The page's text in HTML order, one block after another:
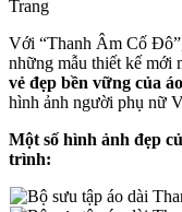
Với “Thanh Âm Cố
những mẫu thiết kế mới
vẻ đẹp bền vững của
hình ảnh người phụ nữ
Một số hình ảnh đẹp
trình: